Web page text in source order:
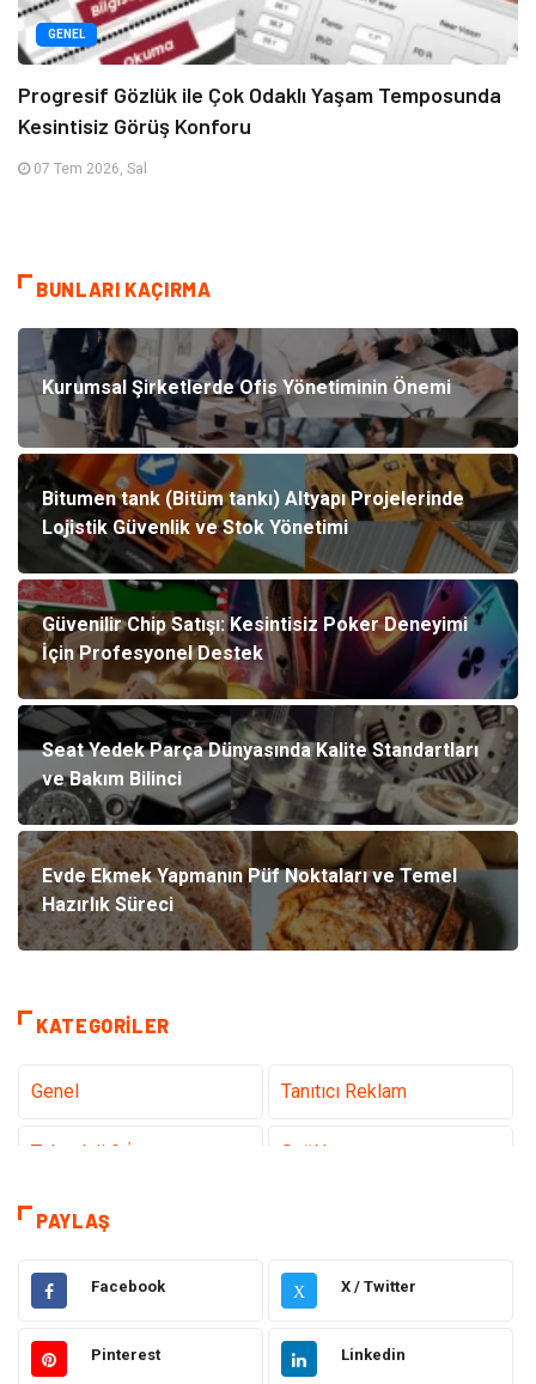
GENEL
Progresif Gözlük ile Çok Odaklı Yaşam Temposunda
Kesintisiz Görüş Konforu
07 Tem 2026, Sal
BUNLARI KAÇIRMA
Kurumsal Şirketlerde Ofis Yönetiminin Önemi
Bitumen tank (Bitüm tankı) Altyapı Projelerinde
Lojistik Güvenlik ve Stok Yönetimi
Güvenilir Chip Satışı: Kesintisiz Poker Deneyimi
İçin Profesyonel Destek
Seat Yedek Parça Dünyasında Kalite Standartları
ve Bakım Bilinci
Evde Ekmek Yapmanın Püf Noktaları ve Temel
Hazırlık Süreci
KATEGORILER
Genel Tanıtıcı Reklam
Teknoloji & İnternet Sağlık
Hizmet
Hukuk Emlak
Otomotiv Sağlıklı Yaşam
PAYLAŞ
Facebook X X / Twitter
Pinterest Linkedin